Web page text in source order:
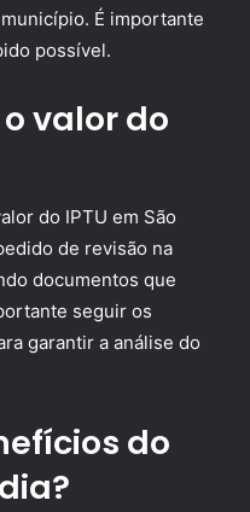
É importante
possível.
valor do
do IPTU em São
de revisão na
documentos que
seguir os
garantir a análise do
do